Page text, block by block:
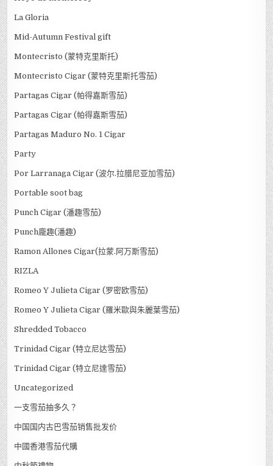
La Gloria
Mid-Autumn Festival gift
Montecristo (蒙特克里斯托)
Montecristo Cigar (蒙特克里斯托雪茄)
Partagas Cigar (帕得嘉斯雪茄)
Partagas Cigar (帕得嘉斯雪茄)
Partagas Maduro No. 1 Cigar
Party
Por Larranaga Cigar (波尔.拉腊尼亚加雪茄)
Portable soot bag
Punch Cigar (潘趣雪茄)
Punch龐趣(潘趣)
Ramon Allones Cigar(拉蒙.阿万斯雪茄)
RIZLA
Romeo Y Julieta Cigar (罗密欧雪茄)
Romeo Y Julieta Cigar (羅米歐與朱麗葉雪茄)
Shredded Tobacco
Trinidad Cigar (特立尼达雪茄)
Trinidad Cigar (特立尼達雪茄)
Uncategorized
一支雪茄抽多久？
中国国内古巴雪茄销售批发价
中國香港雪茄代購